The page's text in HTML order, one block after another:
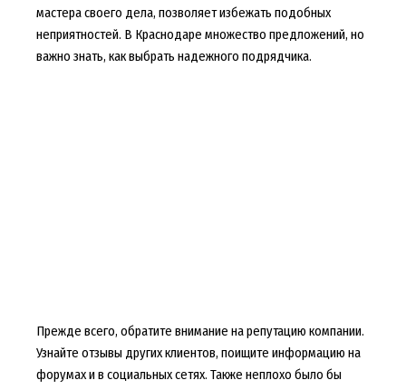
мастера своего дела, позволяет избежать подобных
неприятностей. В Краснодаре множество предложений, но
важно знать, как выбрать надежного подрядчика.
Прежде всего, обратите внимание на репутацию компании.
Узнайте отзывы других клиентов, поищите информацию на
форумах и в социальных сетях. Также неплохо было бы